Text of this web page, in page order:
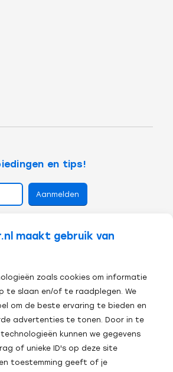
maakt gebruik van
zoals cookies om informatie
te slaan en/of te raadplegen. We
om de beste ervaring te bieden en
advertenties te tonen. Door in te
kunnen we gegevens
of unieke ID's op deze site
toestemming geeft of je
en tips!